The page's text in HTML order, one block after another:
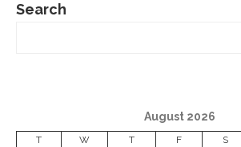
Search
August 2026
T W T F S